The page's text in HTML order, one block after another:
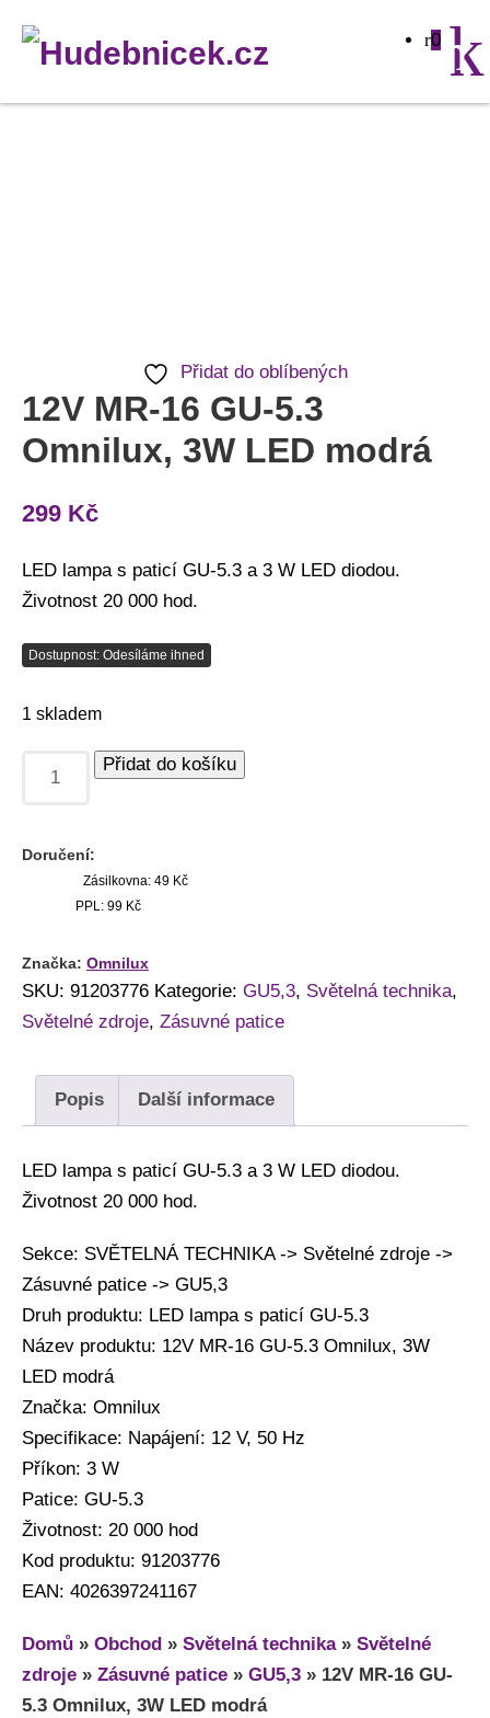
0
Přidat do oblíbených
12V MR-16 GU-5.3
Omnilux, 3W LED modrá
299 Kč
LED lampa s paticí GU-5.3 a 3 W LED diodou.
Životnost 20 000 hod.
Dostupnost: Odesíláme ihned
1 skladem
modrá
množství
Přidat do košíku
Doručení:
Zásilkovna: 49 Kč
PPL: 99 Kč
Značka: Omnilux
SKU: 91203776 Kategorie: GU5,3, Světelná technika,
Světelné zdroje, Zásuvné patice
Popis Další informace
LED lampa s paticí GU-5.3 a 3 W LED diodou.
Životnost 20 000 hod.
Sekce: SVĚTELNÁ TECHNIKA -> Světelné zdroje ->
Zásuvné patice -> GU5,3
Druh produktu: LED lampa s paticí GU-5.3
Název produktu: 12V MR-16 GU-5.3 Omnilux, 3W
LED modrá
Značka: Omnilux
Specifikace: Napájení: 12 V, 50 Hz
Příkon: 3 W
Patice: GU-5.3
Životnost: 20 000 hod
Kod produktu: 91203776
EAN: 4026397241167
Domů » Obchod » Světelná technika» Světelné
zdroje » Zásuvné patice » GU5,3 » 12V MR-16 GU-
5.3 Omnilux, 3W LED modrá